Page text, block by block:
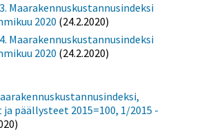
Maarakennuskustannusindeksi
2020 (24.2.2020)
Maarakennuskustannusindeksi
2020 (24.2.2020)
päällysteet 2015=100, 1/2015 -